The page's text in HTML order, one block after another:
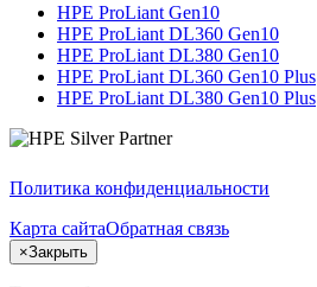
HPE ProLiant Gen10
HPE ProLiant DL360 Gen10
HPE ProLiant DL380 Gen10
HPE ProLiant DL360 Gen10 Plus
HPE ProLiant DL380 Gen10 Plus
Политика конфиденциальности
Карта сайтаОбратная связь
×Закрыть